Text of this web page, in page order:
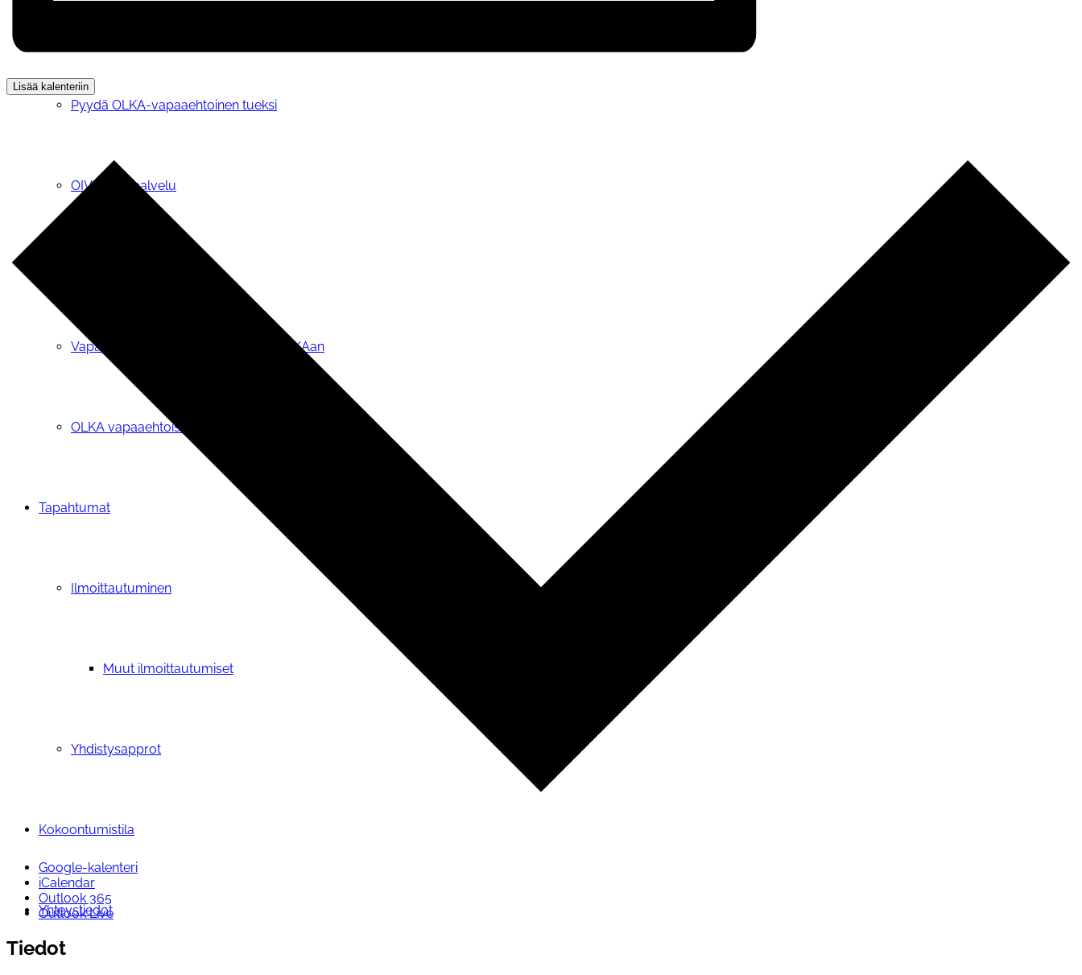
Pyydä OLKA-vapaaehtoinen tueksi
OIVA-tietopalvelu
Vapaaehtoiseksi tai vertaistukijaksi OLKAan
OLKA vapaaehtoisille
Tapahtumat
Ilmoittautuminen
Muut ilmoittautumiset
Yhdistysapprot
Kokoontumistila
Yhteystiedot
Lisää kalenteriin
Google-kalenteri
iCalendar
Outlook 365
Outlook Live
Tiedot